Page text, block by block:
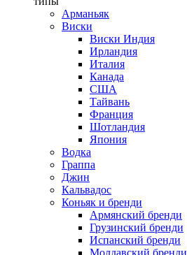
Арманьяк
Виски
Виски Индия
Ирландия
Италия
Канада
США
Тайвань
Франция
Шотландия
Япония
Водка
Граппа
Джин
Кальвадос
Коньяк и бренди
Армянский бренди
Грузинский бренди
Испанский бренди
Молдавский бренди